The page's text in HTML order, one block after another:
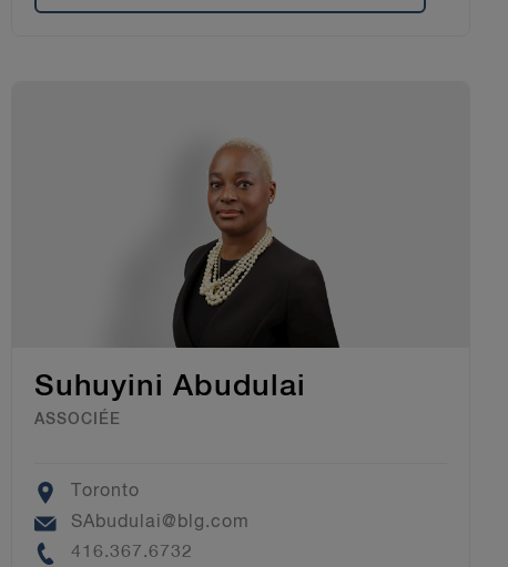
Suhuyini Abudulai
ASSOCIÉE
Location
Toronto
Email
SAbudulai@blg.com
Phone
416.367.6732